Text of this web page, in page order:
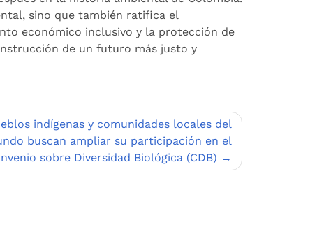
sino que también ratifica el
económico inclusivo y la protección de
de un futuro más justo y
indígenas y comunidades locales del
buscan ampliar su participación en el
sobre Diversidad Biológica (CDB)